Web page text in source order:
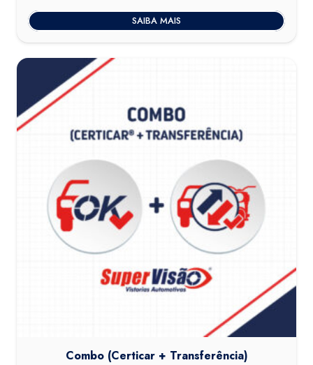
SAIBA MAIS
Combo (Certicar + Transferência)